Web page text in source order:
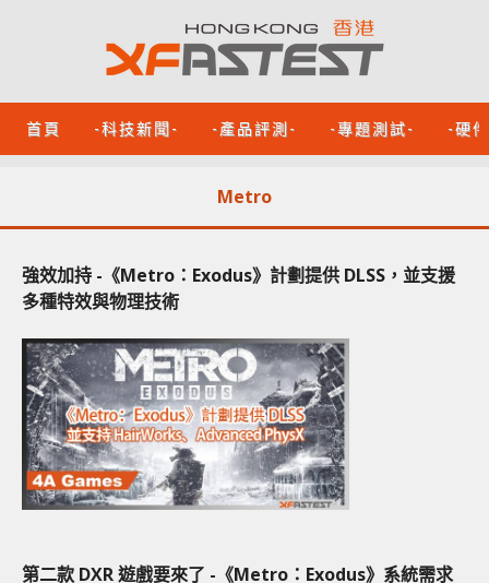
首頁 -科技新聞- -產品評測- -專題測試- -硬
Metro
強效加持 -《Metro：Exodus》計劃提供 DLSS，並支援
多種特效與物理技術
第二款 DXR 遊戲要來了 -《Metro：Exodus》系統需求